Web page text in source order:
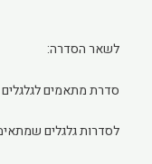
לשאר הסדרה:
סדרת מתאמים לגלגלים
לסדרות גלגלים